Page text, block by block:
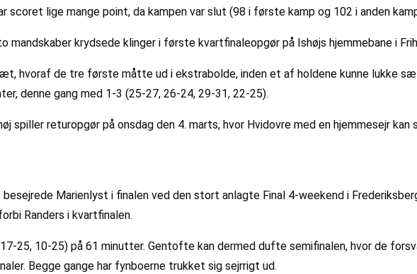
lige mange point, da kampen var slut (98 i første kamp og 102 i anden
krydsede klinger i første kvartfinaleopgør på Ishøjs hjemmebane i
hvoraf de tre første måtte ud i ekstrabolde, inden et af holdene kunne lukke
denne gang med 1-3 (25-27, 26-24, 29-31, 22-25).
spiller returopgør på onsdag den 4. marts, hvor Hvidovre med en hjemmesejr kan
Marienlyst i finalen ved den stort anlagte Final 4-weekend i
Randers i kvartfinalen.
25, 10-25) på 61 minutter. Gentofte kan dermed dufte semifinalen, hvor de
Begge gange har fynboerne trukket sig sejrrigt ud.